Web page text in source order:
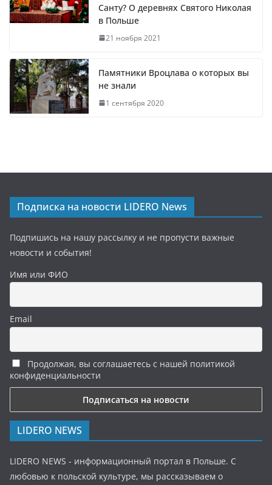
Санту? О деревнях Святого Николая
в Польше
21 ноября 2021
Памятники Вроцлава о которых вы
не знали
1 сентября 2020
Подписка на новости LIDERO News
Подпишись на нашу рассылку и не пропусти важные
новости и события!
Имя или ФИО
Email
Продолжая, вы соглашаетесь с нашей политикой
конфиденциальности
LIDERO NEWS
LIDERO NEWS - информационный портал в Польше. С
любовью к польской культуре, мы рассказываем о